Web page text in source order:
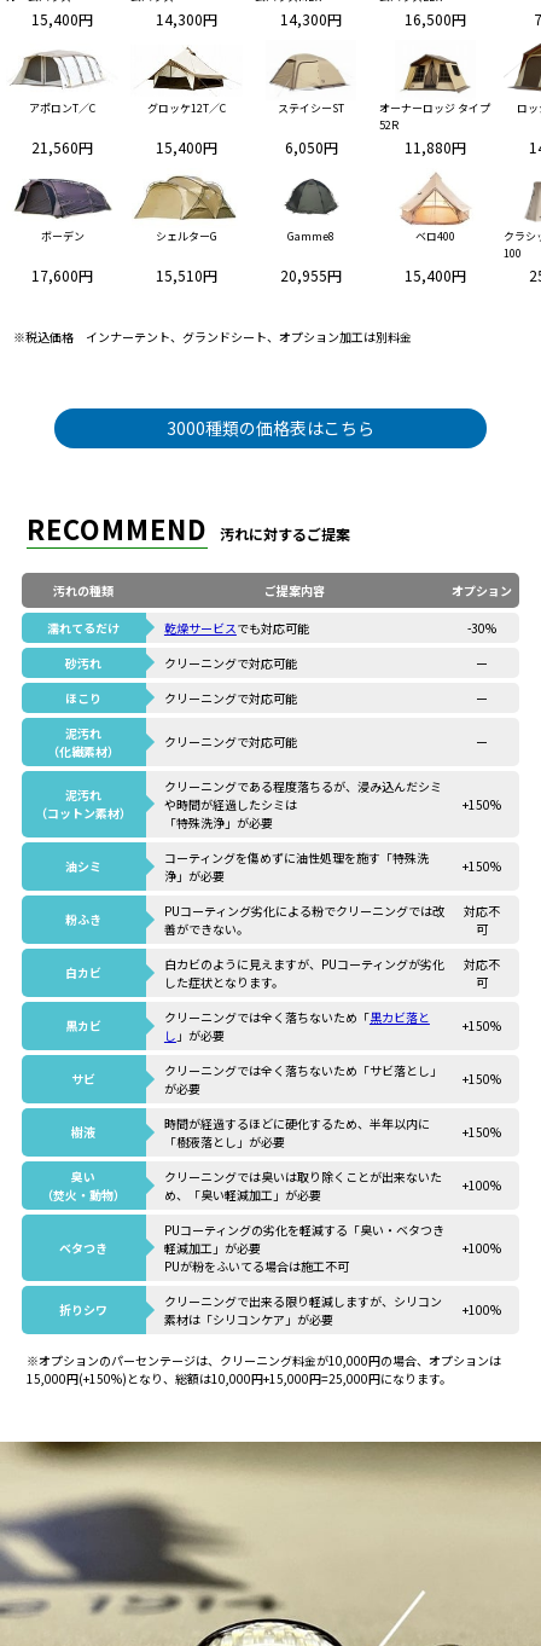
15,400円 14,300円 14,300円 16,500円
アポロンT／C
21,560円
グロッケ12T／C
15,400円
ステイシーST
6,050円
オーナーロッジ タイプ
52R
11,880円
ロ
ボーデン
17,600円
シェルターG
15,510円
Gamme8
20,955円
ベロ400
15,400円
クラシ
100
※税込価格 インナーテント、グランドシート、オプション加工は別料金
3000種類の価格表はこちら
RECOMMEND 汚れに対するご提案
汚れの種類 ご提案内容 オプション
濡れてるだけ 乾燥サービス でも対応可能
-30%
砂汚れ
クリーニングで対応可能
ー
ほこり
クリーニングで対応可能
ー
泥汚れ
（化繊素材）
クリーニングで対応可能 ー
泥汚れ
（コットン素材）
クリーニングである程度落ちるが、浸み込んだシミ
や時間が経過したシミは
「特殊洗浄」が必要
+150%
油シミ
コーティングを傷めずに油性処理を施す「特殊洗
浄」が必要
+150%
粉ふき
PUコーティング劣化による粉でクリーニングでは改
善ができない。
対応不
可
白カビ
白カビのように見えますが、PUコーティングが劣化
した症状となります。
対応不
可
黒カビ クリーニングでは全く落ちないため「黒カビ落と
し 」が必要
+150%
サビ
クリーニングでは全く落ちないため「サビ落とし」
が必要
+150%
樹液
時間が経過するほどに硬化するため、半年以内に
「樹液落とし」が必要
+150%
臭い
（焚火・動物）
クリーニングでは臭いは取り除くことが出来ないた
め、「臭い軽減加工」が必要
+100%
ベタつき
PUコーティングの劣化を軽減する「臭い・ベタつき
軽減加工」が必要
PUが粉をふいてる場合は施工不可
+100%
折りシワ
クリーニングで出来る限り軽減しますが、シリコン
素材は「シリコンケア」が必要
+100%
※オプションのパーセンテージは、クリーニング料金が10,000円の場合、オプションは
15,000円(+150%)となり、総額は10,000円+15,000円=25,000円になります。